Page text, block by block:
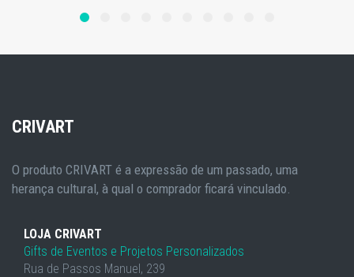
CRIVART
O produto CRIVART é a expressão de um passado, uma
herança cultural, à qual o comprador ficará vinculado.
LOJA CRIVART
Gifts de Eventos e Projetos Personalizados
Rua de Passos Manuel, 239